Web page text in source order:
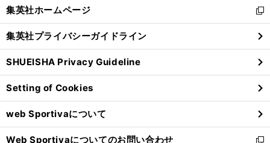
閉
る
集英社ホームページ
新
し
い
ウ
ィ
ン
ド
ウ
で
開
く
集英社プライバシーガイドライン
SHUEISHA Privacy Guideline
Setting of Cookies
web Sportivaについて
Web Sportivaについてのお問い合わせ